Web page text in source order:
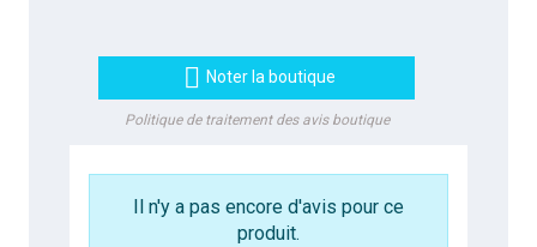
 Noter la boutique
Politique de traitement des avis boutique
Il n'y a pas encore d'avis pour ce
produit.